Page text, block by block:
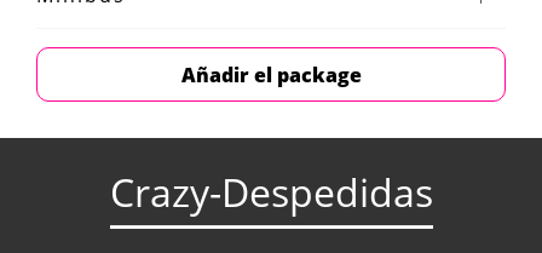
Añadir el package
Crazy-Despedidas